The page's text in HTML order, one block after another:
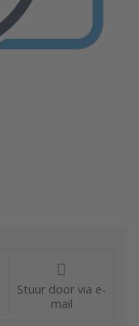
Stuur door via e-
mail